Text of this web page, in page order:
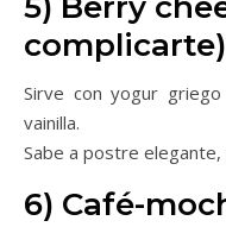
complicarte)
Sirve con yogur
vainilla.
Sabe a postre
6) Café-